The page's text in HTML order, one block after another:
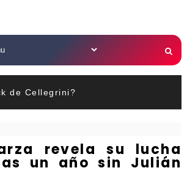
de Cellegrini?
revela su lucha
un año sin Julián